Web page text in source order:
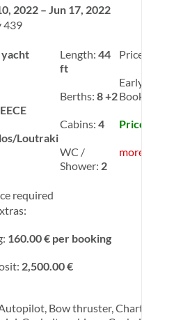
2022 – Jun 17, 2022
439
yacht
Loutraki
Length: 44
ft
Berths: 8 +2
Cabins: 4
WC /
Shower: 2
Price:
Early
Booking: -
Price:
more info
required
160.00 € per booking
2,500.00 €
Bow thruster, Chart plotter